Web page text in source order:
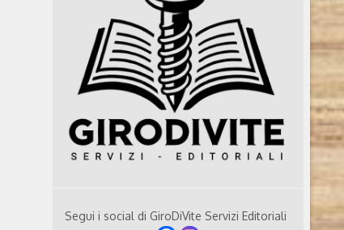
Segui i social di GiroDiVite Servizi Editoriali